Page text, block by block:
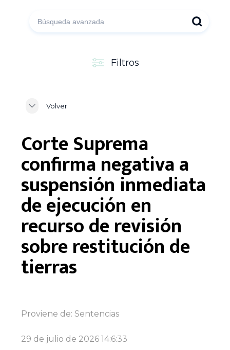
Filtros
Volver
Corte Suprema
confirma negativa a
suspensión inmediata
de ejecución en
recurso de revisión
sobre restitución de
tierras
Proviene de: Sentencias
29 de julio de 2026 14:6:33